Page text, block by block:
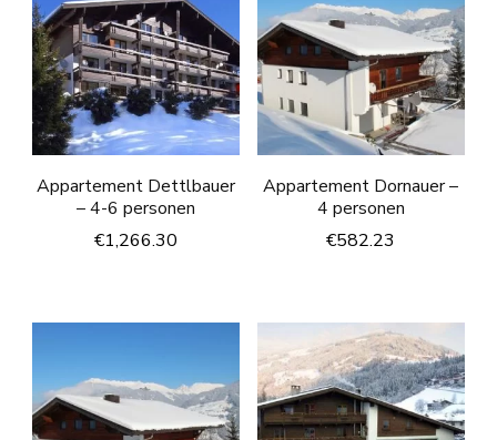
Appartement Dettlbauer
– 4-6 personen
€1,266.30
Appartement Dornauer –
4 personen
€582.23